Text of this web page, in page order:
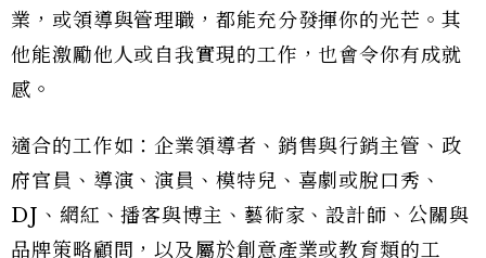
業，或領導與管理職，都能充分發揮你的光芒。其
他能激勵他人或自我實現的工作，也會令你有成就
感。
適合的工作如：企業領導者、銷售與行銷主管、政
府官員、導演、演員、模特兒、喜劇或脫口秀、
DJ、網紅、播客與博主、藝術家、設計師、公關與
品牌策略顧問，以及屬於創意產業或教育類的工